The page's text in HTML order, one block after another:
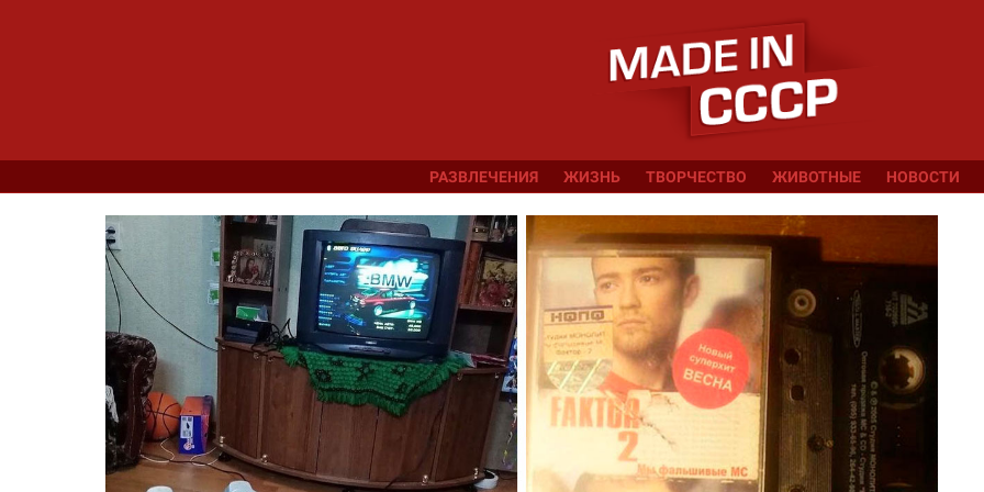
РАЗВЛЕЧЕНИЯ ЖИЗНЬ ТВОРЧЕСТВО ЖИВОТНЫЕ НОВОСТИ